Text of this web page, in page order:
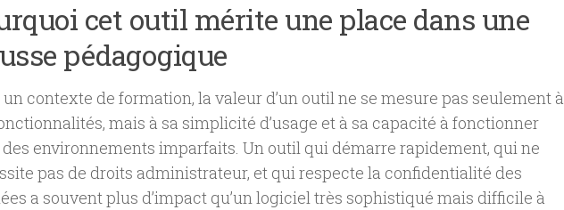
cet outil mérite une place dans une
pédagogique
un contexte de formation, la valeur d’un outil ne se mesure pas seulement à
mais à sa simplicité d’usage et à sa capacité à fonctionner
des environnements imparfaits. Un outil qui démarre rapidement, qui ne
pas de droits administrateur, et qui respecte la confidentialité des
a souvent plus d’impact qu’un logiciel très sophistiqué mais difficile à